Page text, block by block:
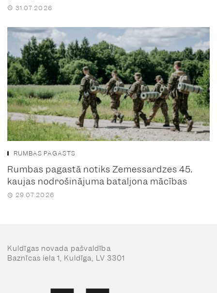
31.07.2026
RUMBAS PAGASTS
Rumbas pagastā notiks Zemessardzes 45.
kaujas nodrošinājuma bataljona mācības
29.07.2026
Kuldīgas novada pašvaldība
Baznīcas iela 1, Kuldīga, LV 3301